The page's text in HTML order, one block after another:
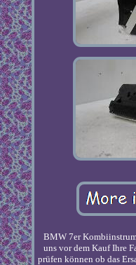
BMW 7er
uns vor dem Kauf Ihre
prüfen können ob das